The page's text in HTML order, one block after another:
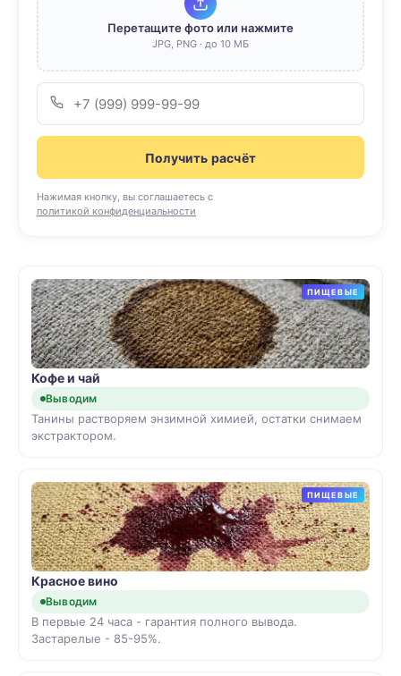
Перетащите фото или нажмите
JPG, PNG · до 10 МБ
Получить расчёт
Нажимая кнопку, вы соглашаетесь с
политикой конфиденциальности
ПИЩЕВЫЕ
Кофе и чай
Выводим
Танины растворяем энзимной химией, остатки снимаем
экстрактором.
ПИЩЕВЫЕ
Красное вино
Выводим
В первые 24 часа - гарантия полного вывода.
Застарелые - 85-95%.